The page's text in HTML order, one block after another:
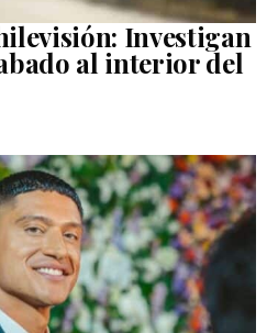
Investigan
al interior del